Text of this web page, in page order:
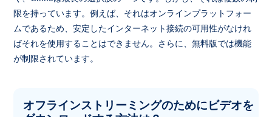
限を持っています。例えば、それはオンラインプラットフォー
ムであるため、安定したインターネット接続の可用性がなけれ
ばそれを使用することはできません。さらに、無料版では機能
が制限されています。
オフラインストリーミングのためにビデオを